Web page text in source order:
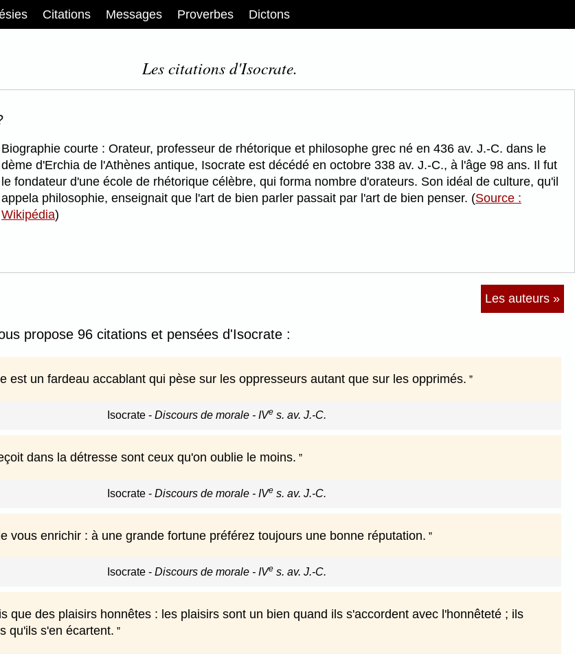
Citations Messages Proverbes Dictons
Les citations d'Isocrate.
Biographie courte : Orateur, professeur de rhétorique et philosophe grec né en 436 av. J.-C. dans le
dème d'Erchia de l'Athènes antique, Isocrate est décédé en octobre 338 av. J.-C., à l'âge 98 ans. Il fut
le fondateur d'une école de rhétorique célèbre, qui forma nombre d'orateurs. Son idéal de culture, qu'il
appela philosophie, enseignait que l'art de bien parler passait par l'art de bien penser. (Source :
Wikipédia)
Les auteurs »
propose 96 citations et pensées d'Isocrate :
est un fardeau accablant qui pèse sur les oppresseurs autant que sur les opprimés.
Isocrate- Discours de morale - IVes. av. J.-C.
dans la détresse sont ceux qu'on oublie le moins.
Isocrate- Discours de morale - IVes. av. J.-C.
vous enrichir : à une grande fortune préférez toujours une bonne réputation.
Isocrate- Discours de morale - IVes. av. J.-C.
que des plaisirs honnêtes : les plaisirs sont un bien quand ils s'accordent avec l'honnêteté ; ils
qu'ils s'en écartent.